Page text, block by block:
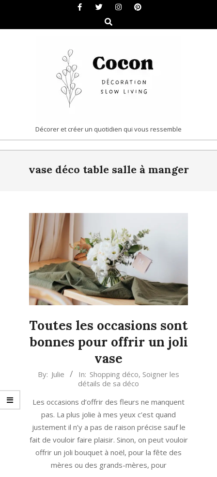
content
Search
COCON
|
DÉCORATION
LIVING
Décorer et créer un quotidien qui vous ressemble
Navigationvase déco table salle à manger
Toutes les occasions sont
bonnes pour offrir un joli
vase
2020-
16
By: Julie In: Shopping déco, Soigner les
détails de sa déco
Les occasions d’offrir des fleurs ne manquent
pas. La plus jolie à mes yeux c’est quand
justement il n’y a pas de raison précise sauf le
fait de vouloir faire plaisir. Sinon, on peut vouloir
offrir un joli bouquet à noël, pour la fête des
mères ou des grands-mères, pour